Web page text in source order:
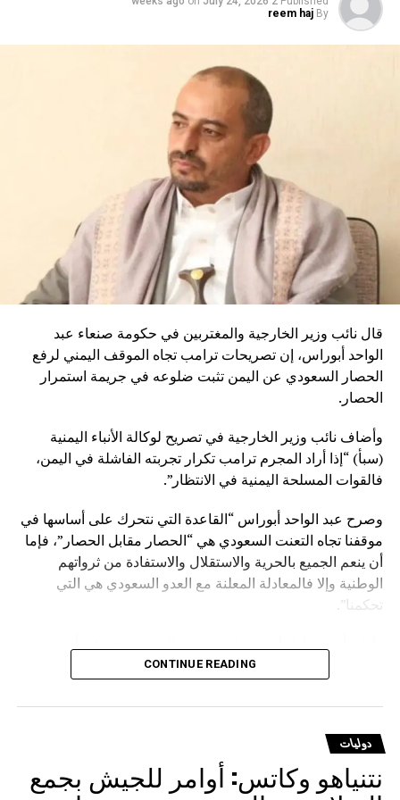
ومن المقرر أن يستمر الوداع الشعبي في مصلى الإمام الخميني
بطهران على مدار يومي السبت والأحد، على أن يُختتم بتشييع
رسمي كبير سيجوب موكبُه شوارع العاصمة يوم الاثنين.
حطمنا عزيمة إيران ومنحناهم راحة أسبوع تزامنا
جنازة خامنئي
DON'T MISS
“أكبر وأقوى من أي وقت مضى”.. ترامب يتحدث عن شعار
جديد على شاكلة “ماغا”
By
reem haj
قال نائب وزير الخارجية والمغتربين في حكومة صنعاء عبد
الواحد أبوراس، إن تصريحات ترامب تجاه الموقف اليمني لرفع
الحصار السعودي عن اليمن تثبت ضلوعه في جريمة استمرار
الحصار.
وأضاف نائب وزير الخارجية في تصريح لوكالة الأنباء اليمنية
(سبأ) “إذا أراد المجرم ترامب تكرار تجربته الفاشلة في اليمن،
فالقوات المسلحة اليمنية في الانتظار”.
وصرح عبد الواحد أبوراس “القاعدة التي نتحرك على أساسها في
موقفنا تجاه التعنت السعودي هي “الحصار مقابل الحصار”، فإما
أن ينعم الجميع بالحرية والاستقلال والاستفادة من ثرواتهم
الوطنية وإلا فالمعادلة المعلنة مع العدو السعودي هي التي
تحكمنا”.
وسيدفع ثمنا باهظا نتيجة قراره الخاطئ، مؤكدا أنهم يتحركون
المشروعة للشعوب إلا قانون الغاب، مشيرا إلى أن على
السعودية أن تعي جيدا أن المخرج الوحيد لرفع الحصار عنها يتمثل
في رفع الحصار عن اليمن.
CONTINUE READING
دوليات
نتنياهو وكاتس: أوامر للجيش بجمع